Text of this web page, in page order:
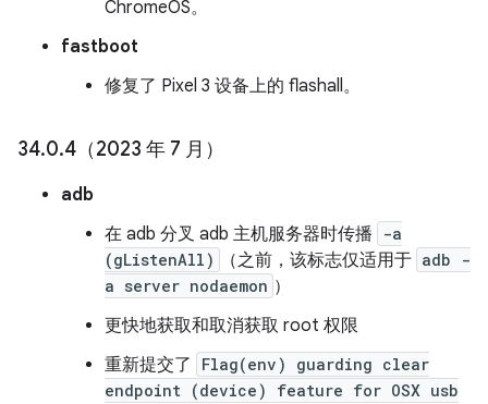
ChromeOS。
fastboot
修复了 Pixel 3 设备上的 flashall。
34.0.4（2023 年 7 月）
adb
在 adb 分叉 adb 主机服务器时传播
-a
(gListenAll)
（之前，该标志仅适用于 adb -
a server nodaemon ）
更快地获取和取消获取 root 权限
重新提交了
Flag(env) guarding clear
endpoint (device) feature for OSX usb